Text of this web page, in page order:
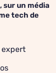
sur un média
tech de
expert